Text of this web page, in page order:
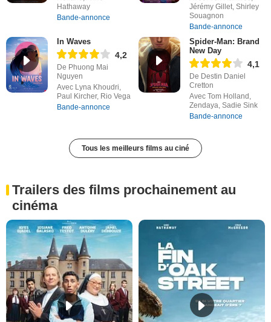
Hathaway
Bande-annonce
Jérémy Gillet, Shirley
Souagnon
Bande-annonce
In Waves
4,2
De Phuong Mai
Nguyen
Avec Lyna Khoudri,
Paul Kircher, Rio Vega
Bande-annonce
Spider-Man: Brand
New Day
4,1
De Destin Daniel
Cretton
Avec Tom Holland,
Zendaya, Sadie Sink
Bande-annonce
Tous les meilleurs films au ciné
Trailers des films prochainement au
cinéma